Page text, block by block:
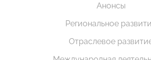
Анонсы
Региональное
Отраслевое